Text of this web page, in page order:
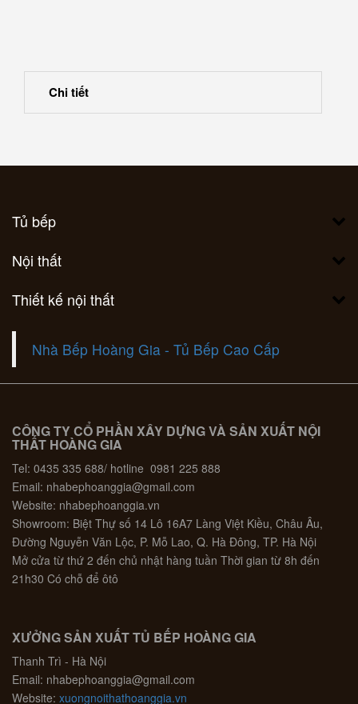
Chi tiết
Tủ bếp
Nội thất
Thiết kế nội thất
Nhà Bếp Hoàng Gia - Tủ Bếp Cao Cấp
CÔNG TY CỔ PHẦN XÂY DỰNG VÀ SẢN XUẤT NỘI
THẤT HOÀNG GIA
Tel: 0435 335 688/ hotline 0981 225 888
Email: nhabephoanggia@gmail.com
Website: nhabephoanggia.vn
Showroom: Biệt Thự số 14 Lô 16A7 Làng Việt Kiều, Châu Âu,
Đường Nguyễn Văn Lộc, P. Mỗ Lao, Q. Hà Đông, TP. Hà Nội
Mở cửa từ thứ 2 đến chủ nhật hàng tuần Thời gian từ 8h đến
21h30 Có chỗ để ôtô
XƯỞNG SẢN XUẤT TỦ BẾP HOÀNG GIA
Thanh Trì - Hà Nội
Email: nhabephoanggia@gmail.com
Website: xuongnoithathoanggia.vn